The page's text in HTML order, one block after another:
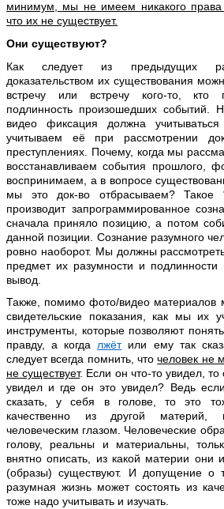
минимум, мы не имеем никакого права
что их не существует.
Они существуют?
Как следует из предыдущих
доказательством их существования
встречу или встречу кого-то, кто
подлинность произошедших
видео фиксация должна
учитываем её при рассмотрении
преступлениях. Почему, когда мы
восстанавливаем события прошлого,
воспринимаем, а в вопросе
мы это док-во отбрасываем? Такое
производит запрограммированное
сначала приняло позицию, а потом
данной позиции. Сознание разумного
ровно наоборот. Мы должны
предмет их разумности и подлинности
вывод.
Также, помимо фото/видео материалов
свидетельские показания, как мы их
инструменты, которые позволяют
правду, а когдалжётили ему так
следует всегда помнить, чточеловек не
не существует. Если он что-то увидел, то
увидел и где он это увидел? Ведь
сказать, у себя в голове, то это
качественно из другой материй,
человеческим глазом. Человеческие
голову, реальны и материальны,
внятно описать, из какой материи они
(образы) существуют. И допущение о
разумная жизнь может состоять из
тоже надо учитывать и изучать.